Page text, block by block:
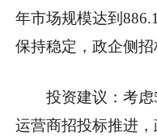
年市场规模达到
保持稳定，政企侧招
投资建议：考
运营商招投标推进